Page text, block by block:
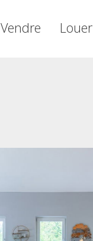
Vendre Louer